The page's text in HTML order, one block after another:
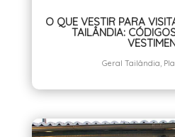
O QUE VESTIR PARA
TAILÂNDIA:
Geral Tailândia,